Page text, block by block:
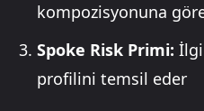
kompozisyonuna göre
Spoke Risk Primi:
profilini temsil eder